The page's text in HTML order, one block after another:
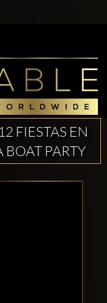
FIESTAS EN
PARTY